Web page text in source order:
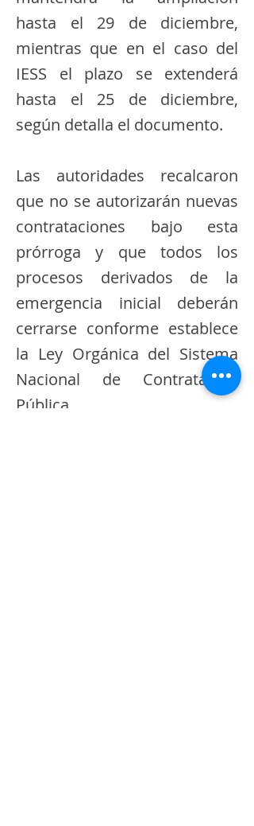
hasta el 29 de diciembre,
mientras que en el caso del
IESS el plazo se extenderá
hasta el 25 de diciembre,
según detalla el documento.
Las autoridades recalcaron
que no se autorizarán nuevas
contrataciones bajo esta
prórroga y que todos los
procesos derivados de la
emergencia inicial deberán
cerrarse conforme establece
la Ley Orgánica del Sistema
Nacional de Contratación
Pública.